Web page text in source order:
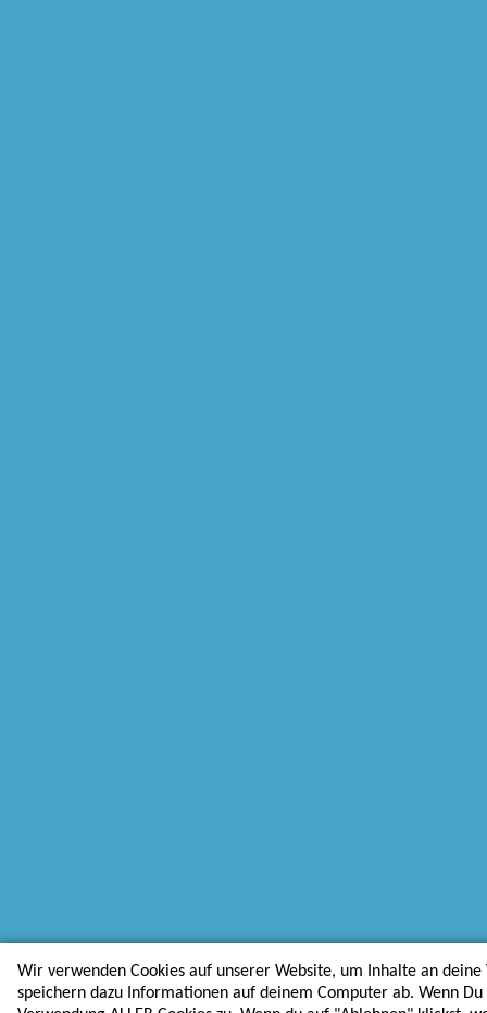
Wir verwenden Cookies auf unserer Website, um Inhalte an deine
speichern dazu Informationen auf deinem Computer ab. Wenn